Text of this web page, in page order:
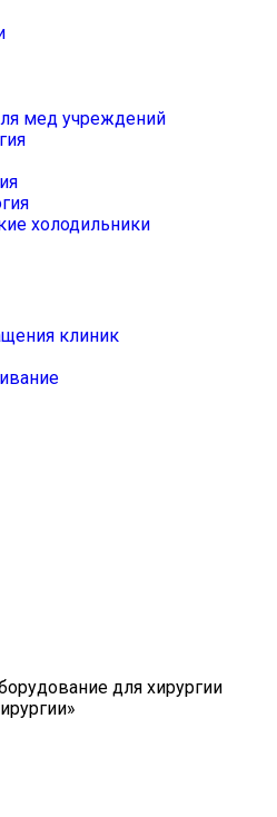
мед учреждений
холодильники
клиник
для хирургии